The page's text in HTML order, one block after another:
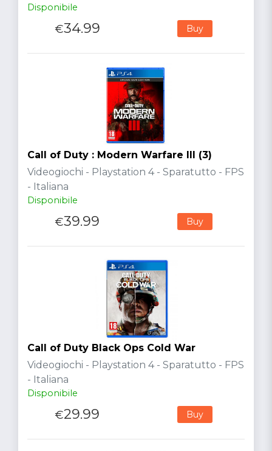
Disponibile
€34.99 Buy
Call of Duty : Modern Warfare III (3)
Videogiochi - Playstation 4 - Sparatutto - FPS
- Italiana
Disponibile
€39.99 Buy
Call of Duty Black Ops Cold War
Videogiochi - Playstation 4 - Sparatutto - FPS
- Italiana
Disponibile
€29.99 Buy